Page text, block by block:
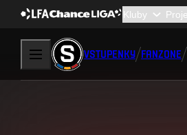
VSTUPENKY FANZONE